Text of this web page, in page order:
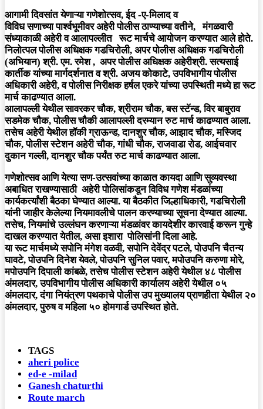
आगामी दिवसांत येणाऱ्या गणेशोत्सव, ईद -ए-मिलाद व
विविध सणाच्या पार्श्वभूमीवर अहेरी पोलीस ठाण्याच्या वतीने, मंगळवारी
संध्याकाळी अहेरी व आलापल्लीत रूट मार्चचे आयोजन करण्यात आले होते.
निलोत्पल पोलीस अधिक्षक गडचिरोली, अपर पोलीस अधिक्षक गडचिरोली
(अभियान) श्री. एम. रमेश , अपर पोलीस अधिक्षक अहेरीश्री. सत्यसाई
कार्तीक यांच्या मार्गदर्शनात व श्री. अजय कोकाटे, उपविभागीय पोलीस
अधिकारी अहेरी, व पोलीस निरीक्षक हर्षल एकरे यांच्या उपस्थिती मध्ये हा रूट
मार्च काढण्यात आला.
आलापल्ली येथील सावरकर चौक, श्रीराम चौक, बस स्टॅन्ड, विर बाबुराव
सडमेक चौक, पोलीस चौकी आलापल्ली दरम्यान रुट मार्च काढण्यात आला.
तसेच अहेरी येथील हॉकी ग्राऊन्ड, दानशुर चौक, आझाद चौक, मस्जिद
चौक, पोलीस स्टेशन अहेरी चौक, गांधी चौक, राजवाडा रोड, आईचवार
दुकान गल्ली, दानशुर चौक पर्यंत रुट मार्च काढण्यात आला.
गणेशोत्सव आणि येत्या सण-उत्सवांच्या काळात कायदा आणि सुव्यवस्था
अबाधित राखण्यासाठी अहेरी पोलिसांकडून विविध गणेश मंडळांच्या
कार्यकर्त्यांशी बैठका घेण्यात आल्या. या बैठकीत जिल्हाधिकारी, गडचिरोली
यांनी जाहीर केलेल्या नियमावलीचे पालन करण्याच्या सूचना देण्यात आल्या.
तसेच, नियमांचे उल्लंघन करणाऱ्या मंडळांवर कायदेशीर कारवाई करून गुन्हे
दाखल करण्यात येतील, असा इशारा पोलिसांनी दिला आहे.
या रूट मार्चमध्ये सपोनि मंगेश वळवी, सपोनि देवेंद्र पटले, पोउपनि चैतन्य
घावटे, पोउपनि दिनेश येवले, पोउपनि सुनिल पवार, मपोउपनि करुणा मोरे,
मपोउपनि दिपाली कांबळे, तसेच पोलीस स्टेशन अहेरी येथील ४८ पोलीस
अंमलदार, उपविभागीय पोलीस अधिकारी कार्यालय अहेरी येथील ०५
अंमलदार, दंगा नियंत्रण पथकाचे पोलीस उप मुख्यालय प्राणहीता येथील २०
अंमलदार, पुरुष व महिला ५० होमगार्ड उपस्थित होते.
TAGS
aheri police
ed-e -milad
Ganesh chaturthi
Route march